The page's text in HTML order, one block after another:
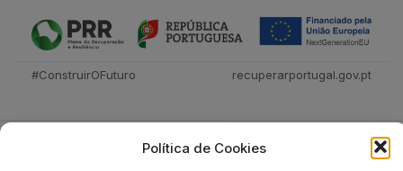
Política de Cookies
#ConstruirOFuturo recuperarportugal.gov.pt